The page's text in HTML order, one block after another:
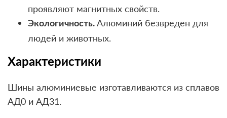
проявляют магнитных свойств.
Экологичность. Алюминий безвреден для
людей и животных.
Характеристики
Шины алюминиевые изготавливаются из сплавов
АД0 и АД31.